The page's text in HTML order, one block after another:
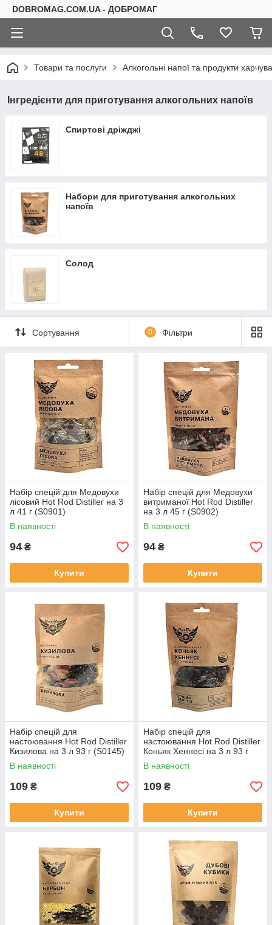
DOBROMAG.COM.UA - ДОБРОМАГ
Товари та послуги Алкогольні напої та продукти
Інгредієнти для приготування алкогольних напоїв
Спиртові дріжджі
Набори для приготування алкогольних
напоїв
Солод
Сортування 0 Фільтри
Набір спецій для Медовухи
лісовий Hot Rod Distiller на 3
л 41 г (S0901)
В наявності
94 ₴
Купити
Набір спецій для Медовухи
витриманої Hot Rod Distiller
на 3 л 45 г (S0902)
В наявності
94 ₴
Купити
Набір спецій для
настоювання Hot Rod Distiller
Кизилова на 3 л 93 г (S0145)
В наявності
109 ₴
Купити
Набір спецій для
настоювання Hot Rod Distiller
Коньяк Хеннесі на 3 л 93 г
(S0173)
В наявності
109 ₴
Купити